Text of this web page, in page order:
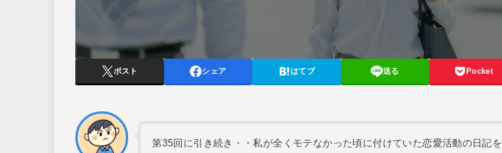
ポスト シェア はてブ 送る Pocket
第35回に引き続き・・私が全くモテなかった頃に付けていた恋愛活動の日記を